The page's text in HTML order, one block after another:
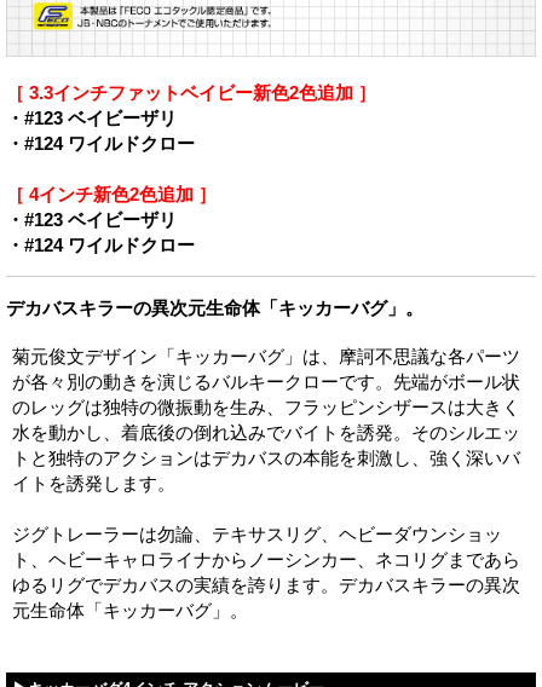
［ 3.3インチファットベイビー新色2色追加 ］
・#123 ベイビーザリ
・#124 ワイルドクロー
［ 4インチ新色2色追加 ］
・#123 ベイビーザリ
・#124 ワイルドクロー
デカバスキラーの異次元生命体「キッカーバグ」。
菊元俊文デザイン「キッカーバグ」は、摩訶不思議な各パーツ
が各々別の動きを演じるバルキークローです。先端がボール状
のレッグは独特の微振動を生み、フラッピンシザースは大きく
水を動かし、着底後の倒れ込みでバイトを誘発。そのシルエッ
トと独特のアクションはデカバスの本能を刺激し、強く深いバ
イトを誘発します。
ジグトレーラーは勿論、テキサスリグ、ヘビーダウンショッ
ト、ヘビーキャロライナからノーシンカー、ネコリグまであら
ゆるリグでデカバスの実績を誇ります。デカバスキラーの異次
元生命体「キッカーバグ」。